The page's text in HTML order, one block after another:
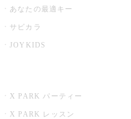
あなたの最適キー
サビカラ
JOYKIDS
X PARK パーティー
X PARK レッスン